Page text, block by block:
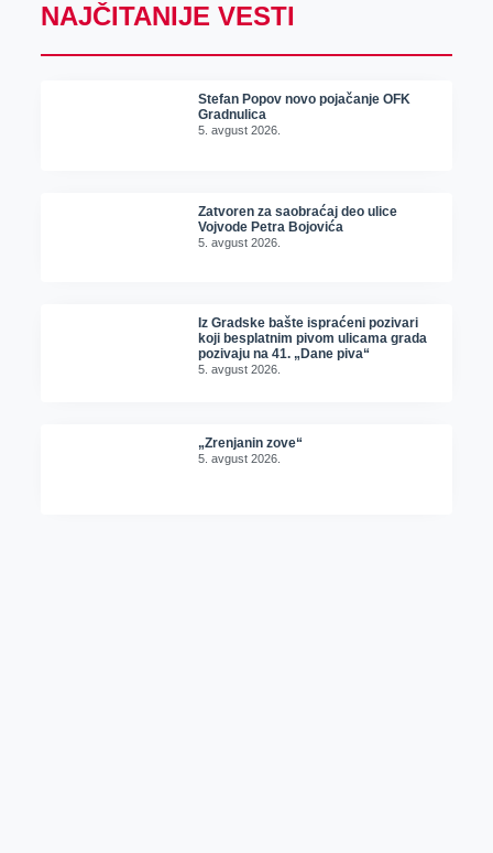
NAJČITANIJE VESTI
Stefan Popov novo pojačanje OFK
Gradnulica
5. avgust 2026.
Zatvoren za saobraćaj deo ulice
Vojvode Petra Bojovića
5. avgust 2026.
Iz Gradske bašte ispraćeni pozivari
koji besplatnim pivom ulicama grada
pozivaju na 41. „Dane piva“
5. avgust 2026.
„Zrenjanin zove“
5. avgust 2026.